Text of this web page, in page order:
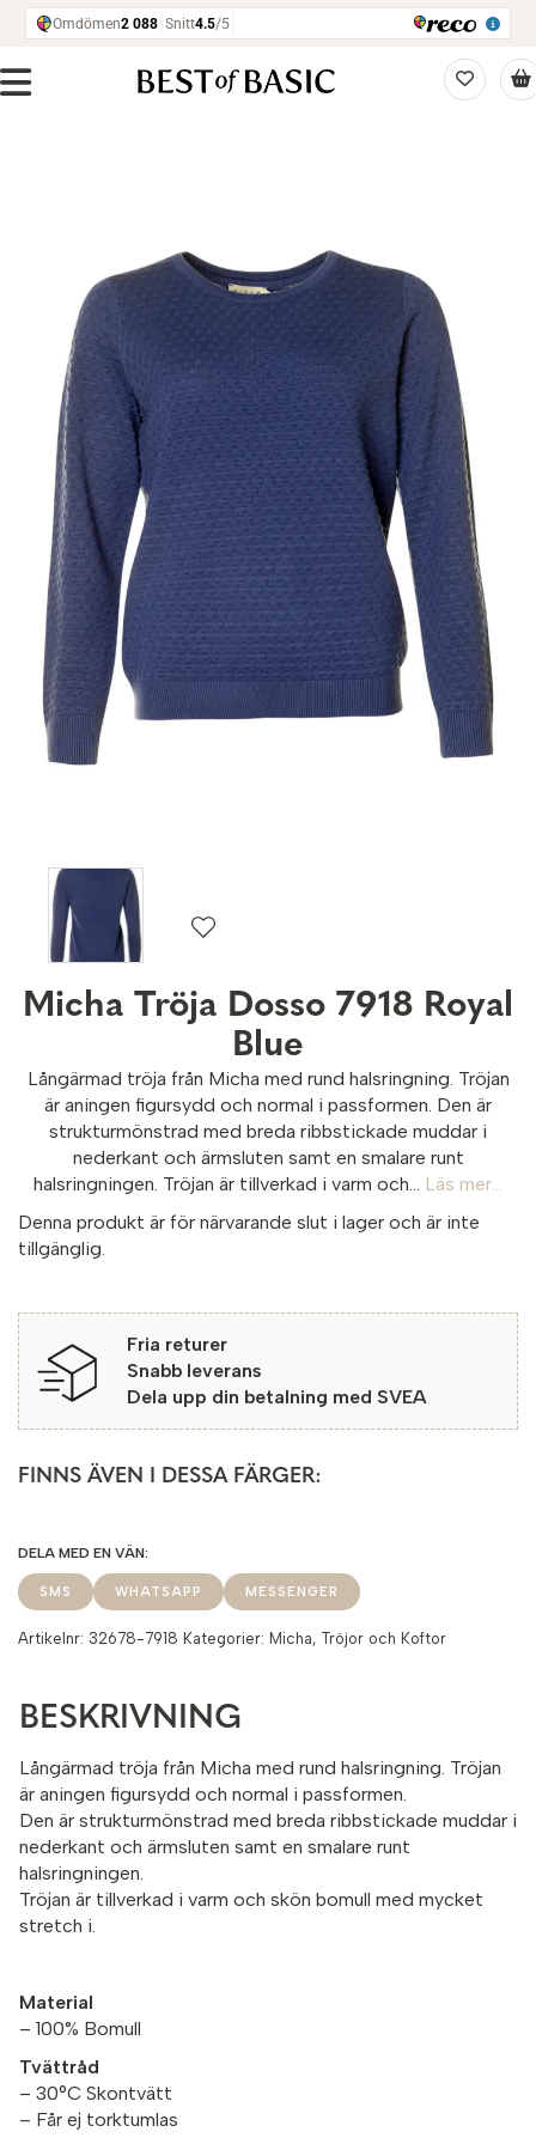
Micha Tröja Dosso 7918 Royal
Blue
Långärmad tröja från Micha med rund halsringning. Tröjan
är aningen figursydd och normal i passformen. Den är
strukturmönstrad med breda ribbstickade muddar i
nederkant och ärmsluten samt en smalare runt
halsringningen. Tröjan är tillverkad i varm och...
Läs mer...
Denna produkt är för närvarande slut i lager och är inte
tillgänglig.
Fria returer
Snabb leverans
Dela upp din betalning med SVEA
FINNS ÄVEN I DESSA FÄRGER:
SMS WHATSAPP MESSENGER
Artikelnr: 32678-7918 Kategorier: Micha, Tröjor och Koftor
BESKRIVNING
Långärmad tröja från Micha med rund halsringning. Tröjan
är aningen figursydd och normal i passformen.
Den är strukturmönstrad med breda ribbstickade muddar i
nederkant och ärmsluten samt en smalare runt
halsringningen.
Tröjan är tillverkad i varm och skön bomull med mycket
stretch i.
Material
– 100% Bomull
Tvättråd
– 30°C Skontvätt
– Får ej torktumlas